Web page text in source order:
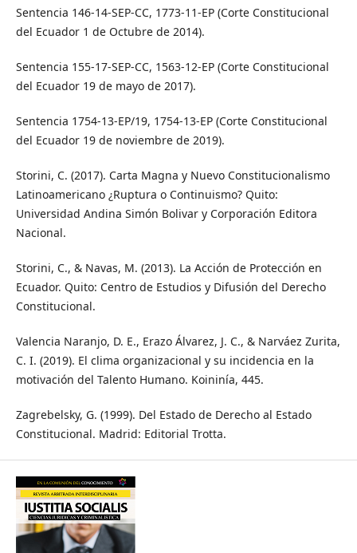
Sentencia 146-14-SEP-CC, 1773-11-EP (Corte Constitucional
del Ecuador 1 de Octubre de 2014).
Sentencia 155-17-SEP-CC, 1563-12-EP (Corte Constitucional
del Ecuador 19 de mayo de 2017).
Sentencia 1754-13-EP/19, 1754-13-EP (Corte Constitucional
del Ecuador 19 de noviembre de 2019).
Storini, C. (2017). Carta Magna y Nuevo Constitucionalismo
Latinoamericano ¿Ruptura o Continuismo? Quito:
Universidad Andina Simón Bolivar y Corporación Editora
Nacional.
Storini, C., & Navas, M. (2013). La Acción de Protección en
Ecuador. Quito: Centro de Estudios y Difusión del Derecho
Constitucional.
Valencia Naranjo, D. E., Erazo Álvarez, J. C., & Narváez Zurita,
C. I. (2019). El clima organizacional y su incidencia en la
motivación del Talento Humano. Koininía, 445.
Zagrebelsky, G. (1999). Del Estado de Derecho al Estado
Constitucional. Madrid: Editorial Trotta.